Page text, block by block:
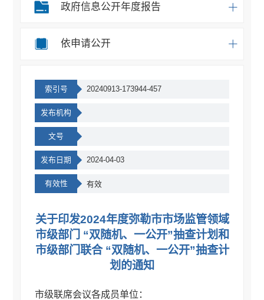
政府信息公开年度报告
依申请公开
索引号 20240913-173944-457
发布机构
文号
发布日期 2024-04-03
有效性 有效
关于印发2024年度弥勒市市场监管领域
市级部门 “双随机、一公开”抽查计划和
市级部门联合 “双随机、一公开”抽查计
划的通知
市级联席会议各成员单位：